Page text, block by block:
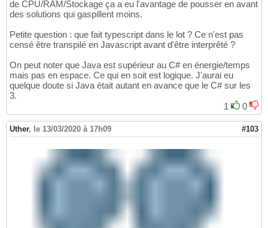
de CPU/RAM/Stockage ça a eu l'avantage de pousser en avant
des solutions qui gaspillent moins.
Petite question : que fait typescript dans le lot ? Ce n'est pas
censé être transpilé en Javascript avant d'être interprêté ?
On peut noter que Java est supérieur au C# en énergie/temps
mais pas en espace. Ce qui en soit est logique. J'aurai eu
quelque doute si Java était autant en avance que le C# sur les
3.
1
0
Uther, le 13/03/2020 à 17h09 #103